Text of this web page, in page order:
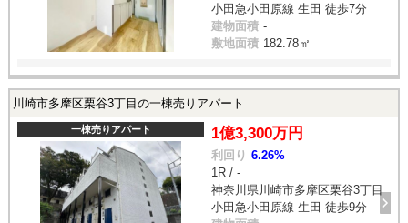
小田急小田原線 生田 徒歩7分
建物面積 -
敷地面積 182.78㎡
川崎市多摩区栗谷3丁目の一棟売りアパート
一棟売りアパート 1億3,300万円
利回り 6.26%
1R / -
神奈川県川崎市多摩区栗谷3丁目
小田急小田原線 生田 徒歩9分